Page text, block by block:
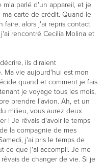
m'a parlé d'un appareil, et je
carte de crédit. Quand le
faire, alors j'ai repris contact
rencontré Cecilia Molina et
ils diraient
Ma vie aujourd'hui est mon
quand et comment je fais
je voyage tous les mois,
prendre l'avion. Ah, et un
milieu, vous aurez deux
! Je rêvais d'avoir le temps
la compagnie de mes
j'ai pris le temps de
ce que j'ai accompli. Je me
de changer de vie. Si je